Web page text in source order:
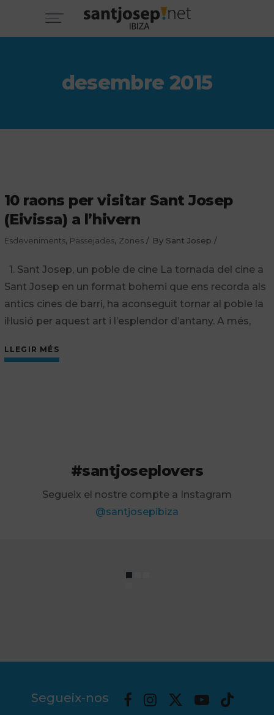
desembre 2015
10 raons per visitar Sant Josep
(Eivissa) a l’hivern
Esdeveniments, Passejades, Zones By Sant Josep
1. Sant Josep, un poble de cine La tornada del cine a
Sant Josep en un format bohemi que ens recorda als
antics cines de barri, ha aconseguit tornar al poble la
il·lusió per aquest art i l’esplendor d’antany. A més,
LLEGIR MÉS
#santjoseplovers
Segueix el nostre compte a Instagram
@santjosepibiza
Segueix-nos